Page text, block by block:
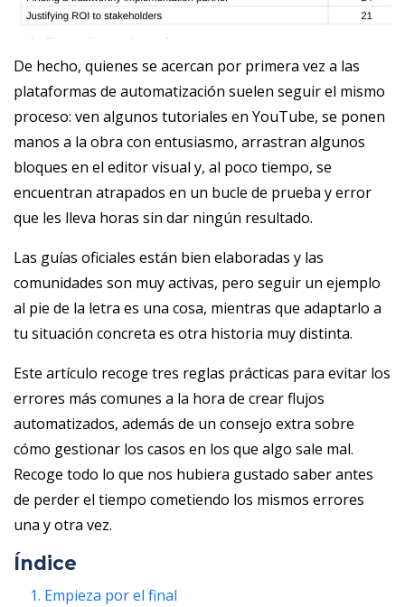
De hecho, quienes se acercan por primera vez a las
plataformas de automatización suelen seguir el mismo
proceso: ven algunos tutoriales en YouTube, se ponen
manos a la obra con entusiasmo, arrastran algunos
bloques en el editor visual y, al poco tiempo, se
encuentran atrapados en un bucle de prueba y error
que les lleva horas sin dar ningún resultado.
Las guías oficiales están bien elaboradas y las
comunidades son muy activas, pero seguir un ejemplo
al pie de la letra es una cosa, mientras que adaptarlo a
tu situación concreta es otra historia muy distinta.
Este artículo recoge tres reglas prácticas para evitar los
errores más comunes a la hora de crear flujos
automatizados, además de un consejo extra sobre
cómo gestionar los casos en los que algo sale mal.
Recoge todo lo que nos hubiera gustado saber antes
de perder el tiempo cometiendo los mismos errores
una y otra vez.
Índice
1. Empieza por el final